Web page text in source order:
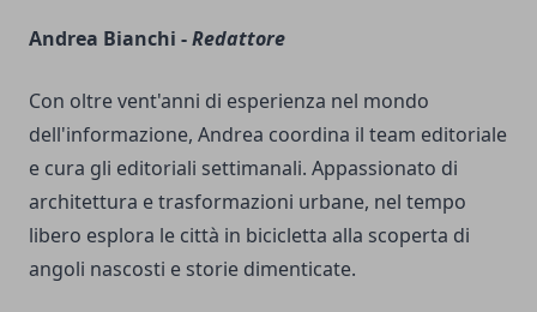
Andrea Bianchi -Redattore
Con oltre vent'anni di esperienza nel mondo
dell'informazione, Andrea coordina il team editoriale
e cura gli editoriali settimanali. Appassionato di
architettura e trasformazioni urbane, nel tempo
libero esplora le città in bicicletta alla scoperta di
angoli nascosti e storie dimenticate.